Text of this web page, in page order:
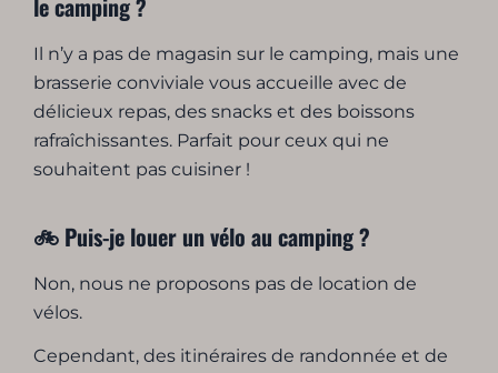
le camping ?
Il n’y a pas de magasin sur le camping, mais une
brasserie conviviale vous accueille avec de
délicieux repas, des snacks et des boissons
rafraîchissantes. Parfait pour ceux qui ne
souhaitent pas cuisiner !
🚲 Puis-je louer un vélo au camping ?
Non, nous ne proposons pas de location de
vélos.
Cependant, des itinéraires de randonnée et de